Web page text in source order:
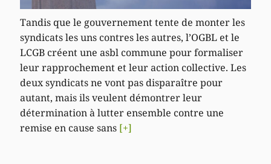
Tandis que le gouvernement tente de monter les
syndicats les uns contres les autres, l’OGBL et le
LCGB créent une asbl commune pour formaliser
leur rapprochement et leur action collective. Les
deux syndicats ne vont pas disparaître pour
autant, mais ils veulent démontrer leur
détermination à lutter ensemble contre une
remise en cause sans [+]